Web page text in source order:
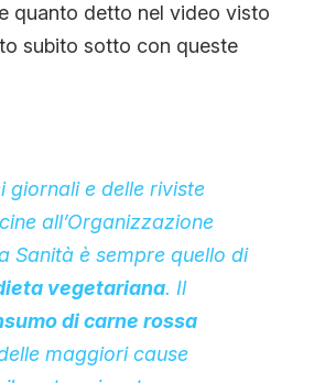
quanto detto nel video visto
subito sotto con queste
giornali e delle riviste
all’Organizzazione
Sanità è sempre quello di
vegetariana. Il
di carne rossa
maggiori cause